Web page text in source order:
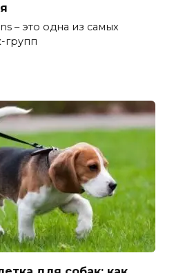
– это одна из самых
групп